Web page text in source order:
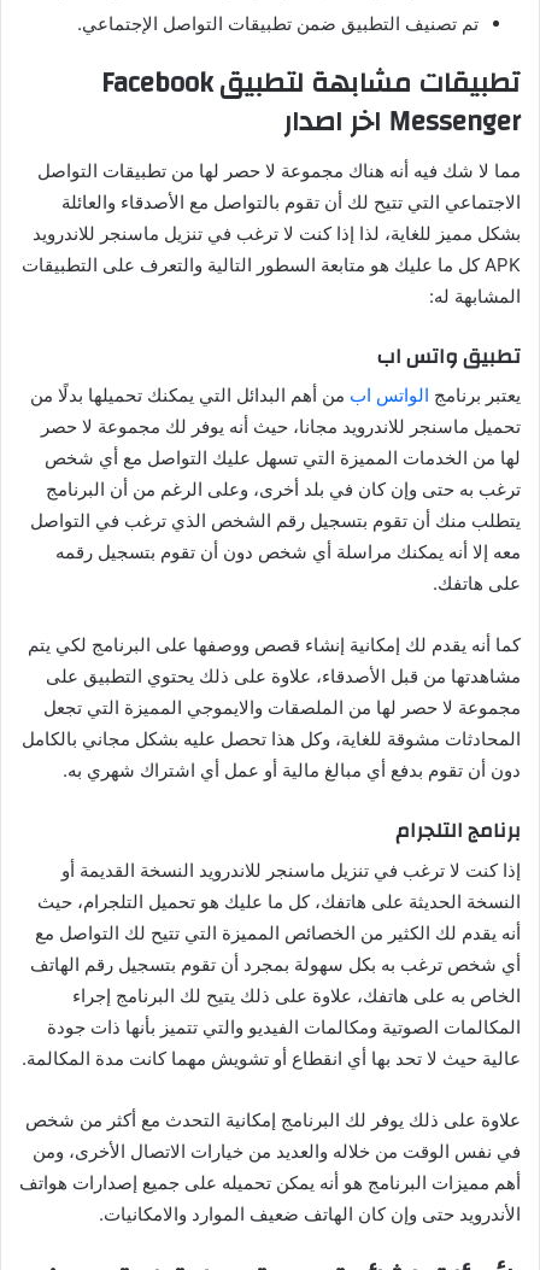
تم تصنيف التطبيق ضمن تطبيقات التواصل الإجتماعي.
تطبيقات مشابهة لتطبيق Facebook
Messenger اخر اصدار
مما لا شك فيه أنه هناك مجموعة لا حصر لها من تطبيقات التواصل
الاجتماعي التي تتيح لك أن تقوم بالتواصل مع الأصدقاء والعائلة
بشكل مميز للغاية، لذا إذا كنت لا ترغب في تنزيل ماسنجر للاندرويد
APK كل ما عليك هو متابعة السطور التالية والتعرف على التطبيقات
المشابهة له:
تطبيق واتس اب
يعتبر برنامج الواتس اب من أهم البدائل التي يمكنك تحميلها بدلًا من
تحميل ماسنجر للاندرويد مجانا، حيث أنه يوفر لك مجموعة لا حصر
لها من الخدمات المميزة التي تسهل عليك التواصل مع أي شخص
ترغب به حتى وإن كان في بلد أخرى، وعلى الرغم من أن البرنامج
يتطلب منك أن تقوم بتسجيل رقم الشخص الذي ترغب في التواصل
معه إلا أنه يمكنك مراسلة أي شخص دون أن تقوم بتسجيل رقمه
على هاتفك.
كما أنه يقدم لك إمكانية إنشاء قصص ووصفها على البرنامج لكي يتم
مشاهدتها من قبل الأصدقاء، علاوة على ذلك يحتوي التطبيق على
مجموعة لا حصر لها من الملصقات والايموجي المميزة التي تجعل
المحادثات مشوقة للغاية، وكل هذا تحصل عليه بشكل مجاني بالكامل
دون أن تقوم بدفع أي مبالغ مالية أو عمل أي اشتراك شهري به.
برنامج التلجرام
إذا كنت لا ترغب في تنزيل ماسنجر للاندرويد النسخة القديمة أو
النسخة الحديثة على هاتفك، كل ما عليك هو تحميل التلجرام، حيث
أنه يقدم لك الكثير من الخصائص المميزة التي تتيح لك التواصل مع
أي شخص ترغب به بكل سهولة بمجرد أن تقوم بتسجيل رقم الهاتف
الخاص به على هاتفك، علاوة على ذلك يتيح لك البرنامج إجراء
المكالمات الصوتية ومكالمات الفيديو والتي تتميز بأنها ذات جودة
عالية حيث لا تحد بها أي انقطاع أو تشويش مهما كانت مدة المكالمة.
علاوة على ذلك يوفر لك البرنامج إمكانية التحدث مع أكثر من شخص
في نفس الوقت من خلاله والعديد من خيارات الاتصال الأخرى، ومن
أهم مميزات البرنامج هو أنه يمكن تحميله على جميع إصدارات هواتف
الأندرويد حتى وإن كان الهاتف ضعيف الموارد والامكانيات.